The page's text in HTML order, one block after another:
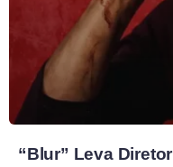
“Blur” Leva